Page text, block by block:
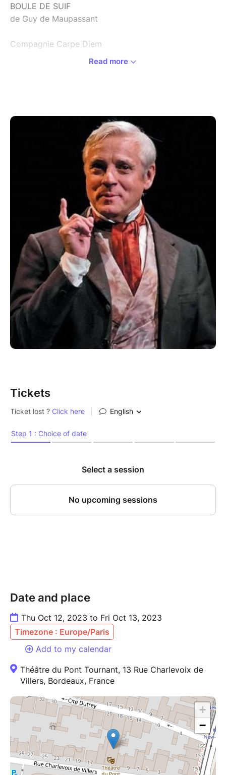
BOULE DE SUIF
de Guy de Maupassant
Compagnie Carpe Diem
C’est à bord d’une diligence que l’héroïne Boule de
Suif accompagnée d’un démocrate, trois couples et
deux religieuses, s’enfuit vers Dieppe.
Le contrat paraît équitable à ceux qui n’ont pas à
l’honorer. L’adaptation fidèle d’André Salzet laisse
aux thèmes évoqués par Maupassant : l’argent, la
guerre, l’hypocrisie de la haute société et du clergé à
cette époque. Le comédien réalise une véritable
performance d’acteur en incarnant tour à tour tous
les protagonistes de la pièce.
Adaptation : André Salzet et Sylvie Blotnikas
Interprétation : André Salzet
Mise en scène : Sylvie Blotnikas
Création lumières : Ydir Acef
Photos : Michel Paret
offre un laissez-passer pour un imaginaire au rythme
des mots de Maupassant, et c’est là toute la magie.
« En compagnie d’André Salzet, plus que jamais, le
« André Salzet est un excellent diseur qui sait porter
la matière littéraire avec humour et émotion.
» L’AVANT-SCÈNE
« André Salzet allie avec bonheur littérature et
salve d’applaudissements finale bien méritée.
» PUBLIK’ART
Read more
Tickets
Date and place
Thu Oct 12, 2023 to Fri Oct 13, 2023
Timezone : Europe/Paris
Add to my calendar
Théâtre du Pont Tournant, 13 Rue Charlevoix de
Villers, Bordeaux, France
+
−